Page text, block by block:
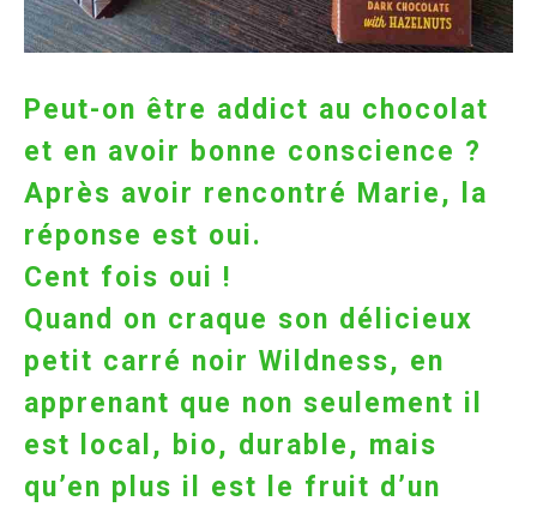
Peut-on être addict au chocolat
et en avoir bonne conscience ?
Après avoir rencontré Marie, la
réponse est oui.
Cent fois oui !
Quand on craque son délicieux
petit carré noir Wildness, en
apprenant que non seulement il
est local, bio, durable, mais
qu’en plus il est le fruit d’un